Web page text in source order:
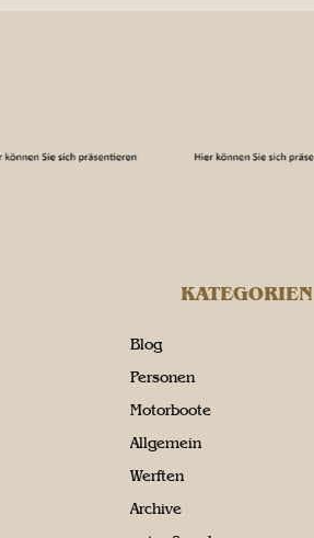
KATEGORIEN
Blog
Personen
Motorboote
Allgemein
Werften
Archive